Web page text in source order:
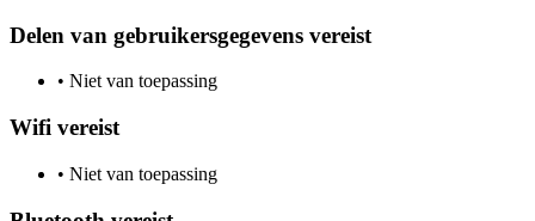
Delen van gebruikersgegevens vereist
• Niet van toepassing
Wifi vereist
• Niet van toepassing